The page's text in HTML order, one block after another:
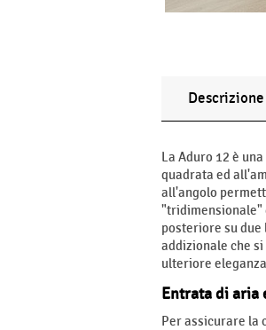
Descrizione
La Aduro 12 è
quadrata ed
all'angolo
"tridimensionale"
posteriore su due
addizionale che
ulteriore
Entrata di aria
Per assicurare la